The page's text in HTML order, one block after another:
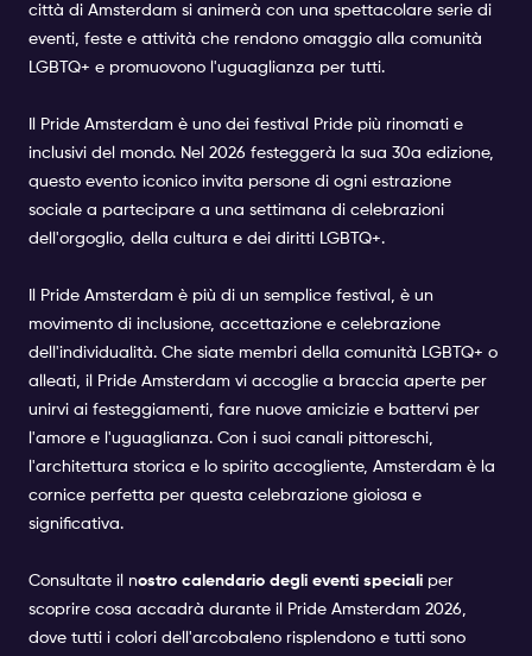
città di Amsterdam si animerà con una spettacolare serie di
eventi, feste e attività che rendono omaggio alla comunità
LGBTQ+ e promuovono l'uguaglianza per tutti.
Il Pride Amsterdam è uno dei festival Pride più rinomati e
inclusivi del mondo. Nel 2026 festeggerà la sua 30a edizione,
questo evento iconico invita persone di ogni estrazione
sociale a partecipare a una settimana di celebrazioni
dell'orgoglio, della cultura e dei diritti LGBTQ+.
Il Pride Amsterdam è più di un semplice festival, è un
movimento di inclusione, accettazione e celebrazione
dell'individualità. Che siate membri della comunità LGBTQ+ o
alleati, il Pride Amsterdam vi accoglie a braccia aperte per
unirvi ai festeggiamenti, fare nuove amicizie e battervi per
l'amore e l'uguaglianza. Con i suoi canali pittoreschi,
l'architettura storica e lo spirito accogliente, Amsterdam è la
cornice perfetta per questa celebrazione gioiosa e
significativa.
Consultate il nostro calendario degli eventi speciali per
scoprire cosa accadrà durante il Pride Amsterdam 2026,
dove tutti i colori dell'arcobaleno risplendono e tutti sono